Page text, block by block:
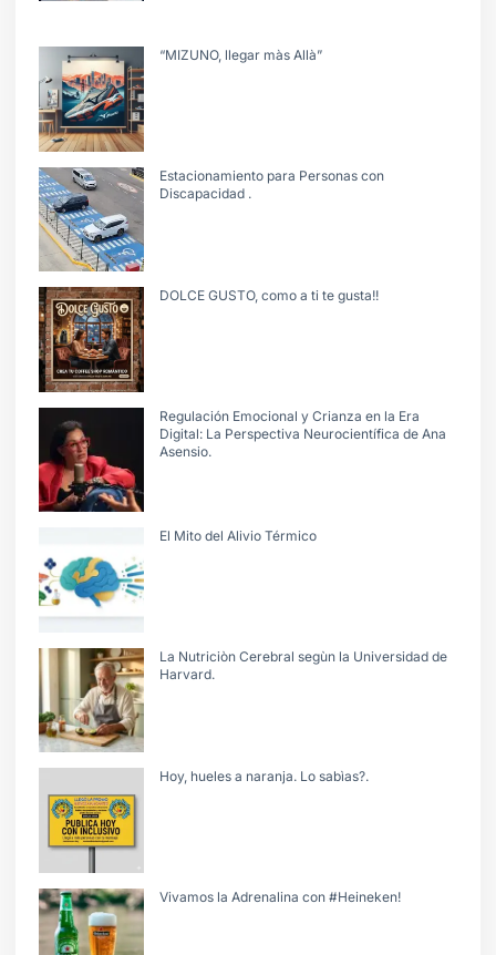
“MIZUNO, llegar màs Allà”
Estacionamiento para Personas con
Discapacidad .
DOLCE GUSTO, como a ti te gusta!!
Regulación Emocional y Crianza en la Era
Digital: La Perspectiva Neurocientífica de Ana
Asensio.
El Mito del Alivio Térmico
La Nutriciòn Cerebral segùn la Universidad de
Harvard.
Hoy, hueles a naranja. Lo sabìas?.
Vivamos la Adrenalina con #Heineken!